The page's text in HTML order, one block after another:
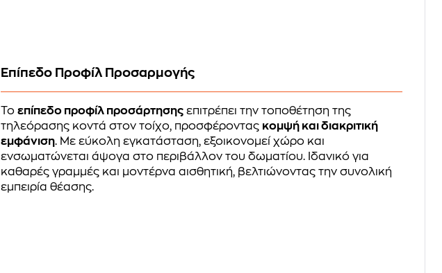
Επίπεδο Προφίλ Προσαρμογής
Τοεπίπεδο προφίλ προσάρτησης επιτρέπει την τοποθέτηση της
τηλεόρασης κοντά στον τοίχο, προσφέροντας κομψή και διακριτική
εμφάνιση. Με εύκολη εγκατάσταση, εξοικονομεί χώρο και
ενσωματώνεται άψογα στο περιβάλλον του δωματίου. Ιδανικό για
καθαρές γραμμές και μοντέρνα αισθητική, βελτιώνοντας την συνολική
εμπειρία θέασης.